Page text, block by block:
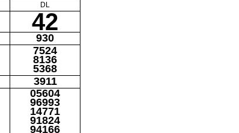
DL
42
930
7524
8136
5368
3911
05604
96993
14771
91824
94166